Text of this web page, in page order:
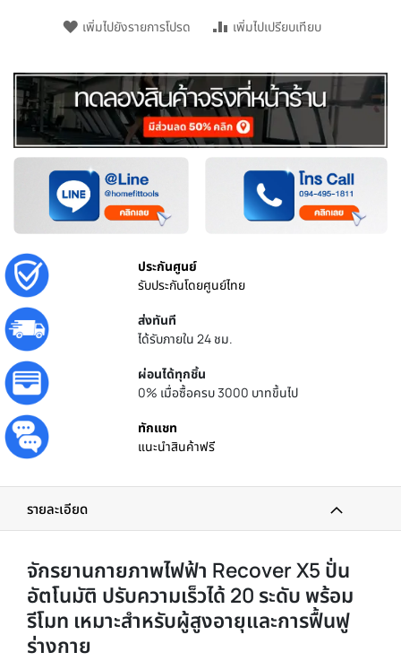
เพิ่มไปยังรายการโปรด เพิ่มไปเปรียบเทียบ
ประกันศูนย์
รับประกันโดยศูนย์ไทย
ส่งทันที
ได้รับภายใน 24 ชม.
ผ่อนได้ทุกชิ้น
0% เมื่อซื้อครบ 3000 บาทขึ้นไป
ทักแชท
แนะนำสินค้าฟรี
รายละเอียด
จักรยานกายภาพไฟฟ้า Recover X5 ปั่น
อัตโนมัติ ปรับความเร็วได้ 20 ระดับ พร้อม
รีโมท เหมาะสำหรับผู้สูงอายุและการฟื้นฟู
ร่างกาย